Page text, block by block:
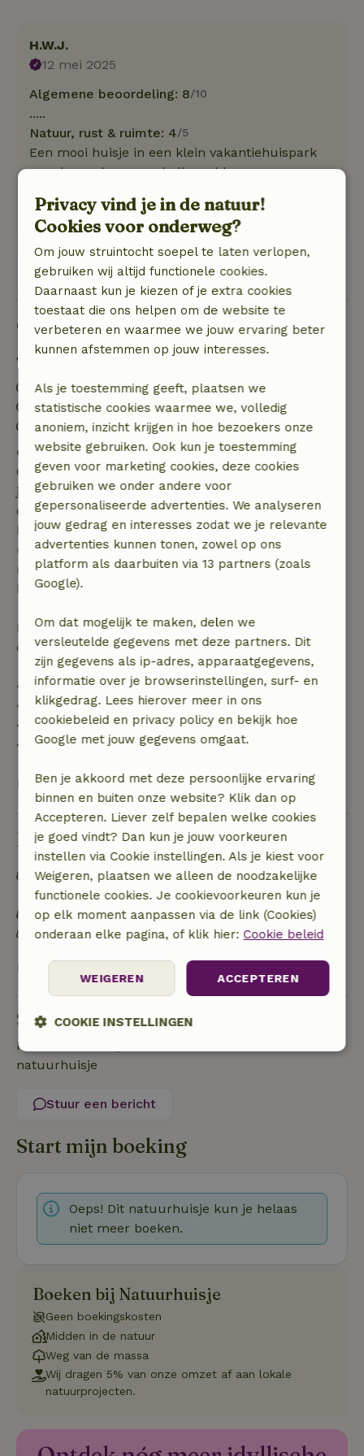
H.W.J.
12 mei 2025
Algemene beoordeling: 8/10
.....
Natuur, rust & ruimte: 4/5
Een mooi huisje in een klein vakantiehuispark
aan de rand van een bollenveld.
gebied.
Bekijk 1 beoordeling
Goed om te weten
Verblijfdetails
Inchecken: 15:00- 22:00
Uitchecken: 07:00- 10:00
Contactloos verblijf mogelijk
Gratis annuleren binnen 7 dagen
Gratis annuleren binnen 7 dagen na bevestiging van
je boeking, bij een boekingsaanvraag meer dan 28
dagen voor aanvang. Bij een boeking met aanvang
binnen 28 dagen geldt gratis annuleren binnen 24
uur. Bij annulering binnen gestelde periode heb je
recht op volledige terugbetaling van het
boekingsbedrag.
Daarna krijg je een deel van de reissom en 100% van
de borg terugbetaald:
• tot 42 dagen voor aankomst: 70% terugbetaald
• 42–28 dagen voor aankomst: 40% terugbetaald
• 28 dagen tot de aankomstdag: 10% terugbetaald
• op de aankomstdag of later: geen terugbetaling
Bekijk alles
Duurzaamheid
Afval scheiden (glas, papier, plastic,
voedselafval/biologisch)
Geen plastic voor eenmalig gebruik
Geen plastic (water)flessen voor eenmalig gebruik
Bekijk alles
Stel een vraag
Neem contact op met de verhuurder van het
natuurhuisje
Stuur een bericht
Start mijn boeking
Oeps! Dit natuurhuisje kun je helaas
niet meer boeken.
Boeken bij Natuurhuisje
Geen boekingskosten
Midden in de natuur
Weg van de massa
Wij dragen 5% van onze omzet af aan lokale
natuurprojecten.
Privacy vind je in de natuur!
Cookies voor onderweg?
Om jouw struintocht soepel te laten verlopen,
gebruiken wij altijd functionele cookies.
Daarnaast kun je kiezen of je extra cookies
toestaat die ons helpen om de website te
verbeteren en waarmee we jouw ervaring beter
kunnen afstemmen op jouw interesses.
Als je toestemming geeft, plaatsen we
statistische cookies waarmee we, volledig
anoniem, inzicht krijgen in hoe bezoekers onze
website gebruiken. Ook kun je toestemming
geven voor marketing cookies, deze cookies
gebruiken we onder andere voor
gepersonaliseerde advertenties. We analyseren
jouw gedrag en interesses zodat we je relevante
advertenties kunnen tonen, zowel op ons
platform als daarbuiten via 13 partners (zoals
Google).
Om dat mogelijk te maken, delen we
versleutelde gegevens met deze partners. Dit
zijn gegevens als ip-adres, apparaatgegevens,
informatie over je browserinstellingen, surf- en
klikgedrag. Lees hierover meer in ons
cookiebeleid en privacy policy en bekijk hoe
Google met jouw gegevens omgaat.
Ben je akkoord met deze persoonlijke ervaring
binnen en buiten onze website? Klik dan op
Accepteren. Liever zelf bepalen welke cookies
je goed vindt? Dan kun je jouw voorkeuren
instellen via Cookie instellingen. Als je kiest voor
Weigeren, plaatsen we alleen de noodzakelijke
functionele cookies. Je cookievoorkeuren kun je
op elk moment aanpassen via de link (Cookies)
onderaan elke pagina, of klik hier: Cookie beleid
ACCEPTEREN
WEIGEREN
COOKIE INSTELLINGEN
Strikt
noodzakelijk
Functioneel
Strikt noodzakelijk Prestatie Targeting
Strikt noodzakelijke cookies maken de kernfunctionaliteiten
van de website mogelijk, zoals gebruikersaanmelding en
zonder de strikt noodzakelijke cookies.
Naam
Domein
Vervaldatum
_tt_enable_cookie